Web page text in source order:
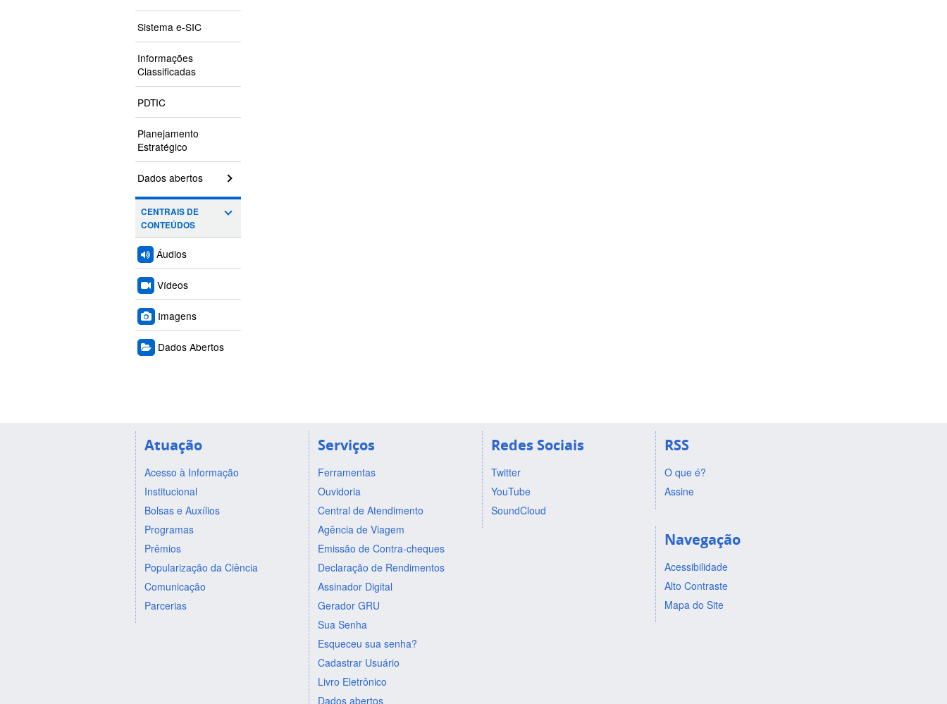
Sistema e-SIC
Informações
Classificadas
PDTIC
Planejamento
Estratégico
Dados abertos
CENTRAIS DE
CONTEÚDOS
Áudios
Vídeos
Imagens
Dados Abertos
Atuação
Acesso à Informação
Institucional
Bolsas e Auxílios
Programas
Prêmios
Popularização da Ciência
Comunicação
Parcerias
Serviços
Ferramentas
Ouvidoria
Central de Atendimento
Agência de Viagem
Emissão de Contra-cheques
Declaração de Rendimentos
Assinador Digital
Gerador GRU
Sua Senha
Esqueceu sua senha?
Cadastrar Usuário
Livro Eletrônico
Dados abertos
Redes Sociais
Twitter
YouTube
SoundCloud
RSS
O que é?
Assine
Navegação
Acessibilidade
Alto Contraste
Mapa do Site